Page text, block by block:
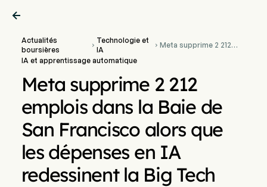

Actualités
boursières

Technologie et
IA
 Meta supprime 2 212
redessinent la Big Tech
IA et apprentissage automatique
Meta supprime 2 212
emplois dans la Baie de
San Francisco alors que
les dépenses en IA
redessinent la Big Tech